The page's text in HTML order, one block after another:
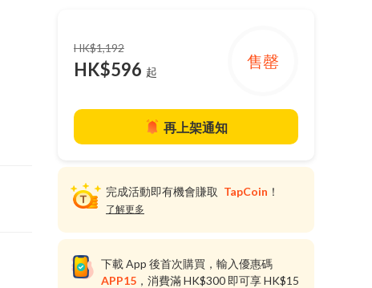
HK$1,192
HK$596 起
售罄
再上架通知
完成活動即有機會賺取 TapCoin ！
了解更多
下載 App 後首次購買，輸入優惠碼
APP15 ，消費滿 HK$300 即可享 HK$15